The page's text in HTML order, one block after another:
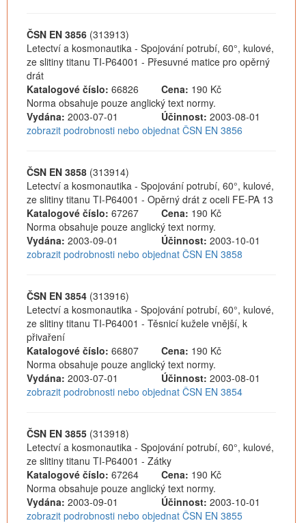
ČSN EN 3856 (313913)
Letectví a kosmonautika - Spojování potrubí, 60°, kulové,
ze slitiny titanu TI-P64001 - Přesuvné matice pro opěrný
drát
Katalogové číslo: 66826 Cena: 190 Kč
Norma obsahuje pouze anglický text normy.
Vydána: 2003-07-01 Účinnost: 2003-08-01
zobrazit podrobnosti nebo objednat ČSN EN 3856
ČSN EN 3858 (313914)
Letectví a kosmonautika - Spojování potrubí, 60°, kulové,
ze slitiny titanu TI-P64001 - Opěrný drát z oceli FE-PA 13
Katalogové číslo: 67267 Cena: 190 Kč
Norma obsahuje pouze anglický text normy.
Vydána: 2003-09-01 Účinnost: 2003-10-01
zobrazit podrobnosti nebo objednat ČSN EN 3858
ČSN EN 3854 (313916)
Letectví a kosmonautika - Spojování potrubí, 60°, kulové,
ze slitiny titanu TI-P64001 - Těsnicí kužele vnější, k
přivaření
Katalogové číslo: 66807 Cena: 190 Kč
Norma obsahuje pouze anglický text normy.
Vydána: 2003-07-01 Účinnost: 2003-08-01
zobrazit podrobnosti nebo objednat ČSN EN 3854
ČSN EN 3855 (313918)
Letectví a kosmonautika - Spojování potrubí, 60°, kulové,
ze slitiny titanu TI-P64001 - Zátky
Katalogové číslo: 67264 Cena: 190 Kč
Norma obsahuje pouze anglický text normy.
Vydána: 2003-09-01 Účinnost: 2003-10-01
zobrazit podrobnosti nebo objednat ČSN EN 3855